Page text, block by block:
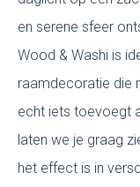
en serene sfeer
Wood & Washi is
raamdecoratie die
echt iets toevoegt
laten we je graag
het effect is in